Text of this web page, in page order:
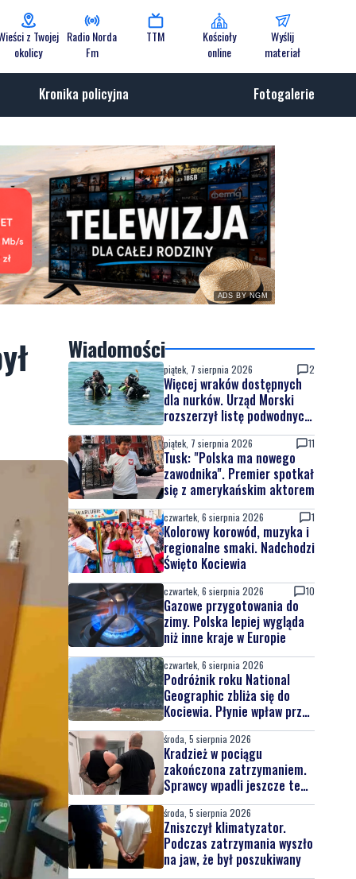
z Twojej
okolicy
Radio Norda
Fm
TTM
Kościoły
online
Wyślij
materiał
Kronika policyjna Fotogalerie
ADS BY NGM
Wiadomości
piątek, 7 sierpnia 2026 2
Więcej wraków dostępnych
dla nurków. Urząd Morski
rozszerzył listę podwodnych
atrakcji
piątek, 7 sierpnia 2026 11
Tusk: "Polska ma nowego
zawodnika". Premier spotkał
się z amerykańskim aktorem
czwartek, 6 sierpnia 2026 1
Kolorowy korowód, muzyka i
regionalne smaki. Nadchodzi
Święto Kociewia
czwartek, 6 sierpnia 2026 10
Gazowe przygotowania do
zimy. Polska lepiej wygląda
niż inne kraje w Europie
czwartek, 6 sierpnia 2026
Podróżnik roku National
Geographic zbliża się do
Kociewia. Płynie wpław przez
całą Wisłę
środa, 5 sierpnia 2026
Kradzież w pociągu
zakończona zatrzymaniem.
Sprawcy wpadli jeszcze tego
samego dnia
środa, 5 sierpnia 2026
Zniszczył klimatyzator.
Podczas zatrzymania wyszło
na jaw, że był poszukiwany